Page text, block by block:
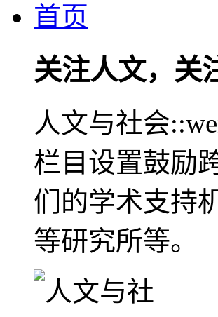
首页
关注人文，关
人文与社会
栏目设置鼓励
们的学术支持
等研究所等。